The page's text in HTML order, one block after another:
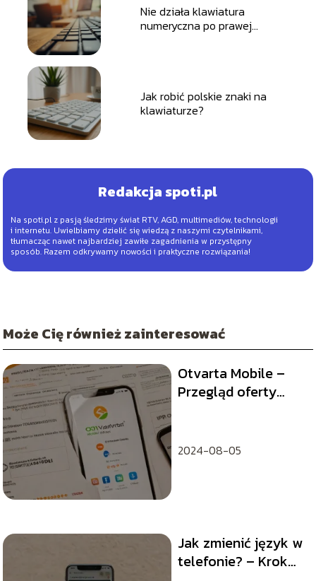
Nie działa klawiatura
numeryczna po prawej
Jak robić polskie znaki na
klawiaturze?
Redakcja spoti.pl
Na spoti.pl z pasją śledzimy świat RTV, AGD, multimediów, technologii
i internetu. Uwielbiamy dzielić się wiedzą z naszymi czytelnikami,
tłumacząc nawet najbardziej zawiłe zagadnienia w przystępny
sposób. Razem odkrywamy nowości i praktyczne rozwiązania!
Może Cię również zainteresować
Otvarta Mobile –
Przegląd oferty
2024-08-05
Jak zmienić język w
telefonie? – Krok